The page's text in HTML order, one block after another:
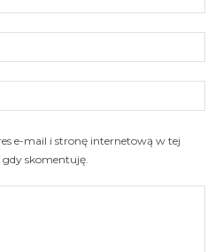
e-mail i stronę internetową w tej
skomentuję.